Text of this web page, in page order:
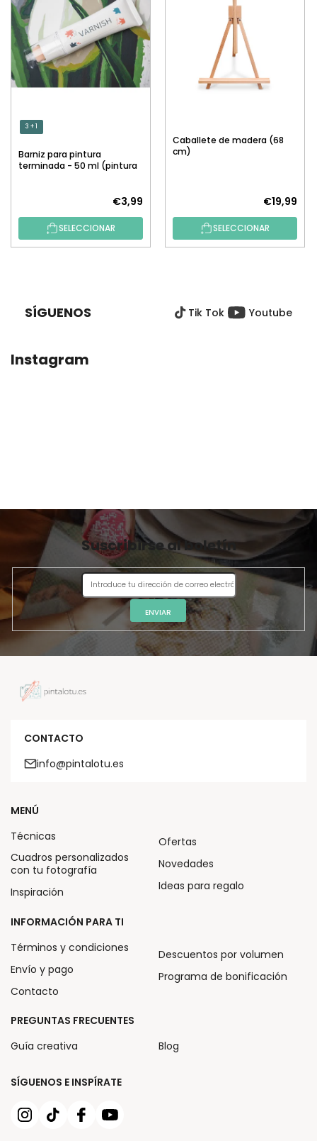
3 + 1
Barniz para pintura
terminada - 50 ml (pintura
€3,99
SELECCIONAR
Caballete de madera (68
cm)
€19,99
SELECCIONAR
SÍGUENOS Tik Tok Youtube
Instagram
Suscribirse al boletín
ENVIAR
CONTACTO
info@pintalotu.es
SÍGUENOS E INSPÍRATE
MENÚ
Técnicas
Cuadros personalizados
con tu fotografía
Inspiración
Ofertas
Novedades
Ideas para regalo
INFORMACIÓN PARA TI
Términos y condiciones
Envío y pago
Contacto
Descuentos por volumen
Programa de bonificación
PREGUNTAS FRECUENTES
Guía creativa
Blog